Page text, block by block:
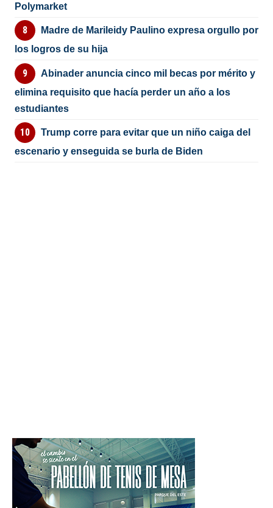
Polymarket
Madre de Marileidy Paulino expresa orgullo por
los logros de su hija
Abinader anuncia cinco mil becas por mérito y
elimina requisito que hacía perder un año a los
estudiantes
Trump corre para evitar que un niño caiga del
escenario y enseguida se burla de Biden